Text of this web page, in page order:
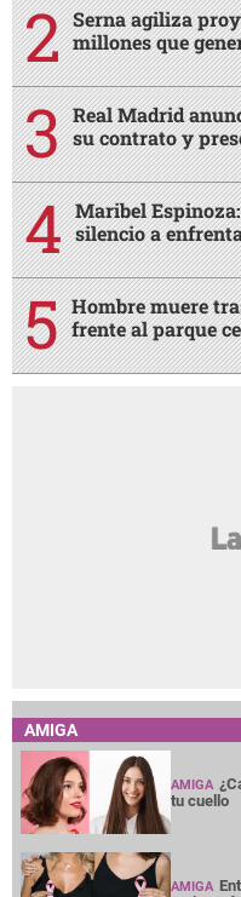
Serna agiliza
millones que
Real Madrid
su contrato y
Maribel
silencio a
Hombre muere
frente al parque
AMIGA
AMIGA
tu cuello
AMIGA